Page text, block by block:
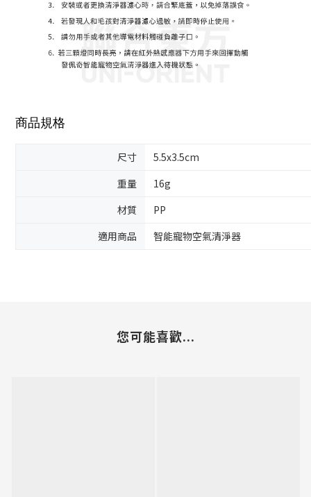
商品規格
尺寸
5.5x3.5cm
重量
16g
材質
PP
適用商品
智能寵物空氣清淨器
您可能喜歡...